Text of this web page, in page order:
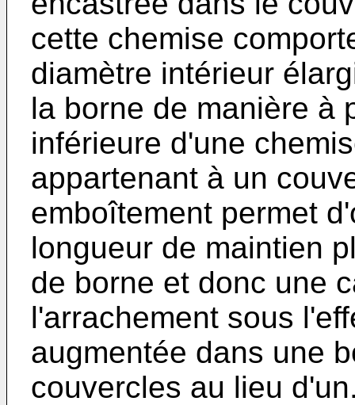
cette chemise
diamètre intérieur
la borne de manière à
inférieure d'une
appartenant à un
emboîtement permet
longueur de maintien
de borne et donc une
l'arrachement sous
augmentée dans une
couvercles au lieu